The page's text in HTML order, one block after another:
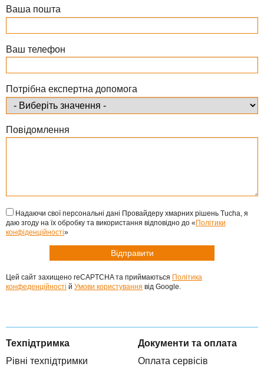
Ваша пошта
Ваш телефон
Потрібна експертна допомога
Повідомлення
Надаючи свої персональні дані Провайдеру хмарних рішень Tucha, я
даю згоду на їх обробку та використання відповідно до « Політики
конфіденційності»
Цей сайт захищено reCAPTCHA та приймаються Політика
конфеденційності й Умови користування від Google.
Техпідтримка
Рівні техпідтримки
Документи та оплата
Оплата сервісів